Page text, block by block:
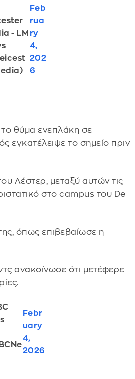
- LM
Feb
rua
ry
4,
202
6
το θύμα ενεπλάκη σε
εγκατέλειψε το σημείο πριν
Λέστερ, μεταξύ αυτών τις
στο campus του De
όπως επιβεβαίωσε η
ανακοίνωσε ότι μετέφερε
Febr
uary
4,
2026